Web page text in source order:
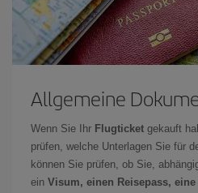
Allgemeine
Wenn Sie Ihr Flugticket gekauft
prüfen, welche Unterlagen Sie für
können Sie prüfen, ob Sie,
ein Visum, einen Reisepass,